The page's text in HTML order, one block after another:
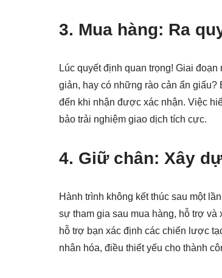
3. Mua hàng: Ra
Lúc quyết định quan trọng! Giai
giản, hay có những rào cản ẩn giấu?
đến khi nhận được xác nhận. Việc
bảo trải nghiệm giao dịch tích cực.
4. Giữ chân: Xây
Hành trình không kết thúc sau một
sự tham gia sau mua hàng, hỗ trợ
hỗ trợ bạn xác định các chiến lược
nhân hóa, điều thiết yếu cho thành